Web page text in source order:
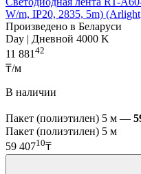
W/m, IP20, 2835, 5m)
Произведено в Беларуси
Day | Дневной 4000 K
11 881 42
₸/м
В наличии
Пакет (полиэтилен) 5 м —
Пакет (полиэтилен) 5 м
59 40710₸